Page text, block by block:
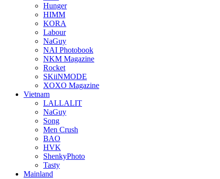
Hunger
HIMM
KORA
Labour
NaGuy
NAI Photobook
NKM Magazine
Rocket
SKiiNMODE
XOXO Magazine
Vietnam
LALLALIT
NaGuy
Song
Men Crush
BAO
HVK
ShenkyPhoto
Tasty
Mainland